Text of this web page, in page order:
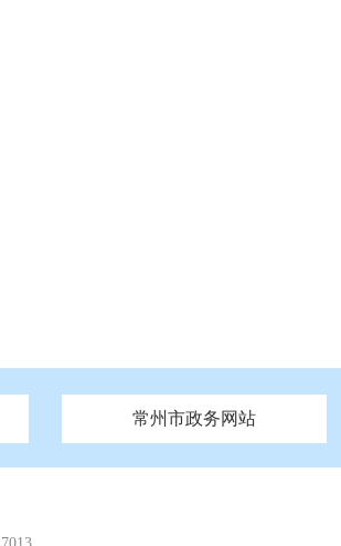
龙江 上海 山东 江苏 浙江 安徽
府 徐州市政府 镇江市政府 扬州市政府
常州市政务网站
市公安局 市民政局 市司法局 市财政局
纪委监委 检察院 组织部